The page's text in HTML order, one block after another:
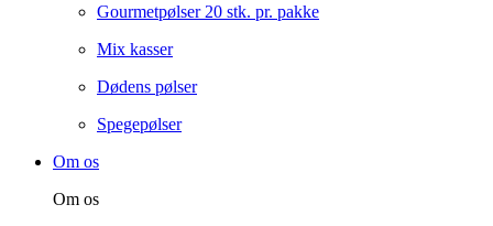
Gourmetpølser 20 stk. pr. pakke
Mix kasser
Dødens pølser
Spegepølser
Om os
Om os